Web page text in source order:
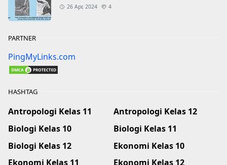
26 Apr, 2024 4
PARTNER
PingMyLinks.com
HASHTAG
Antropologi Kelas 11
Antropologi Kelas 12
Biologi Kelas 10
Biologi Kelas 11
Biologi Kelas 12
Ekonomi Kelas 10
Ekonomi Kelas 11
Ekonomi Kelas 12